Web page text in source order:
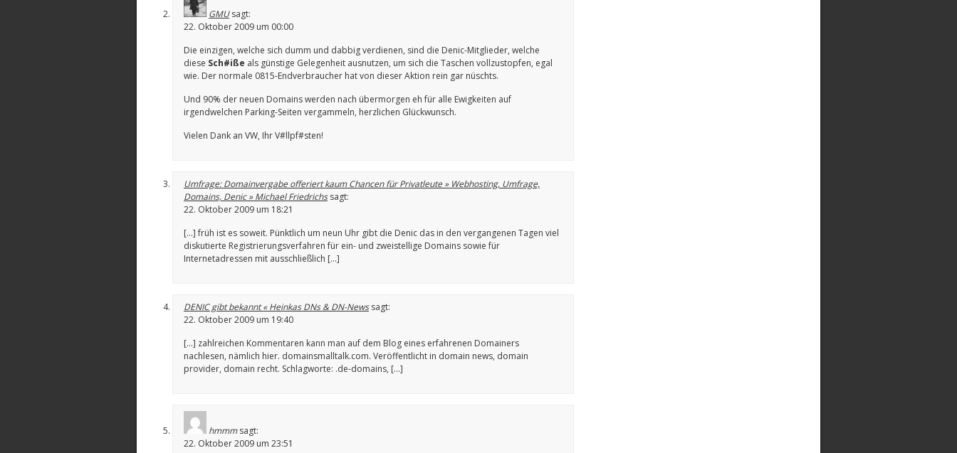
GMU sagt:
22. Oktober 2009 um 00:00
Die einzigen, welche sich dumm und dabbig verdienen, sind die Denic-Mitglieder, welche
diese Sch#iße als günstige Gelegenheit ausnutzen, um sich die Taschen vollzustopfen, egal
wie. Der normale 0815-Endverbraucher hat von dieser Aktion rein gar nüschts.
Und 90% der neuen Domains werden nach übermorgen eh für alle Ewigkeiten auf
irgendwelchen Parking-Seiten vergammeln, herzlichen Glückwunsch.
Vielen Dank an VW, Ihr V#llpf#sten!
Umfrage: Domainvergabe offeriert kaum Chancen für Privatleute » Webhosting, Umfrage,
Domains, Denic » Michael Friedrichs sagt:
22. Oktober 2009 um 18:21
[…] früh ist es soweit. Pünktlich um neun Uhr gibt die Denic das in den vergangenen Tagen viel
diskutierte Registrierungsverfahren für ein- und zweistellige Domains sowie für
Internetadressen mit ausschließlich […]
DENIC gibt bekannt « Heinkas DNs & DN-News sagt:
22. Oktober 2009 um 19:40
[…] zahlreichen Kommentaren kann man auf dem Blog eines erfahrenen Domainers
nachlesen, nämlich hier. domainsmalltalk.com. Veröffentlicht in domain news, domain
provider, domain recht. Schlagworte: .de-domains, […]
hmmm sagt:
22. Oktober 2009 um 23:51